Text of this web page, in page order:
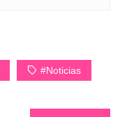
#Noticias